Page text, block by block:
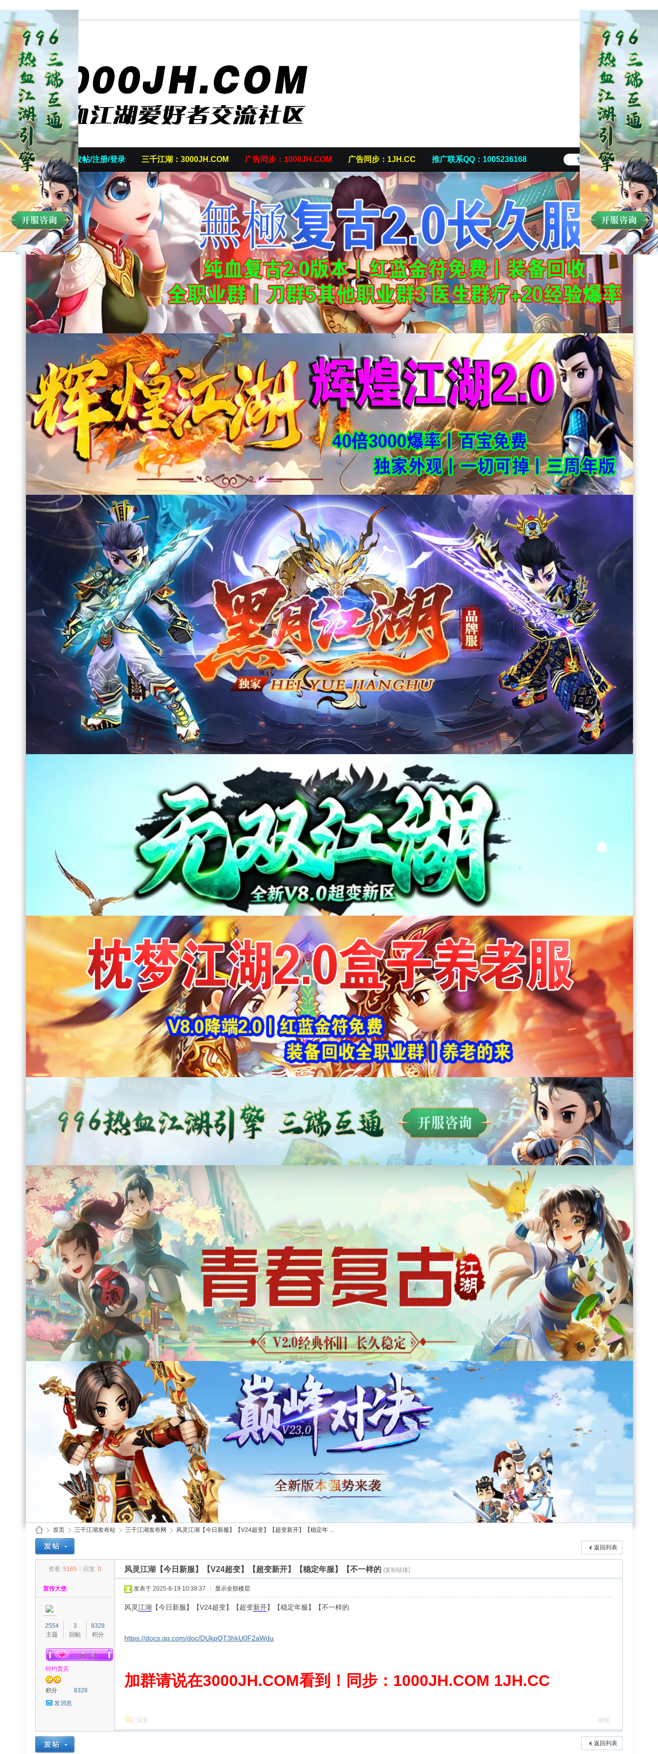
快捷导航
首页 发帖/注册/登录 三千江湖：3000JH.COM 广告同步：1000JH.COM 广告同步：1JH.CC 推广联系QQ：1005236168
首页
›
三千江湖发布站 三千江湖发布网
›
风灵江湖【今日新服】【V24超变】【超变新开】【稳定年 ...
返回列表
查看: 5165 回复: 0 风灵江湖【今日新服】【V24超变】【超变新开】【稳定年服】【不一样的 [复制链接]
宣传大使
2554
主题
3
回帖
8328
积分
特约贵宾
积分
8328
发消息
发表于 2025-8-19 10:38:37 显示全部楼层
风灵江湖 【今日新服】【V24超变】【超变新开】【稳定年服】【不一样的
https://docs.qq.com/doc/DUkpQT3hkU0F2aWdu
加群请说在3000JH.COM看到！同步：1000JH.COM 1JH.CC
回复 举报
返回列表